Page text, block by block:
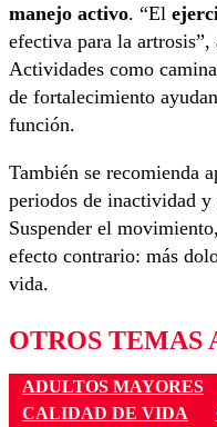
manejo activo. “El
efectiva para la
Actividades como
de fortalecimiento
función.
También se recomienda
periodos de inactividad y
Suspender el
efecto contrario: más
vida.
OTROS TEMAS
ADULTOS MAYORES
CALIDAD DE VIDA